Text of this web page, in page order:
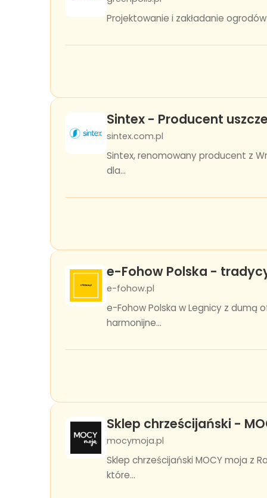
Projektowanie i zakładanie
Sintex - Producent
sintex.com.pl
Sintex, renomowany producent z
dla...
e-Fohow Polska -
e-fohow.pl
e-Fohow Polska w Legnicy z
harmonijne...
Sklep chrześcijański -
mocymoja.pl
Sklep chrześcijański MOCY moja z
które...